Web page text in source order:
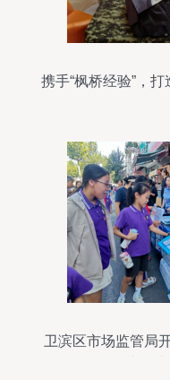
携手“枫桥经验”，
卫滨区市场监管局